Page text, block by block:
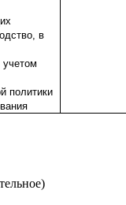
в
учетом
политики